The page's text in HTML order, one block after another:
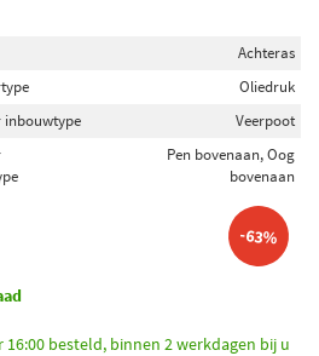
Achteras
Oliedruk
inbouwtype
Veerpoot
Pen bovenaan, Oog
bovenaan
-63%
16:00 besteld, binnen 2 werkdagen bij u